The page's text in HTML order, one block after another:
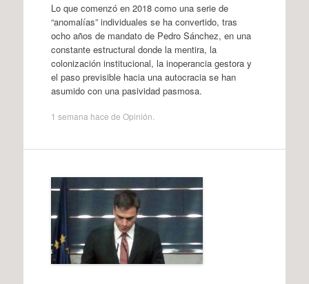
Lo que comenzó en 2018 como una serie de
“anomalías” individuales se ha convertido, tras
ocho años de mandato de Pedro Sánchez, en una
constante estructural donde la mentira, la
colonización institucional, la inoperancia gestora y
el paso previsible hacia una autocracia se han
asumido con una pasividad pasmosa.
1 semana hace de Opinión